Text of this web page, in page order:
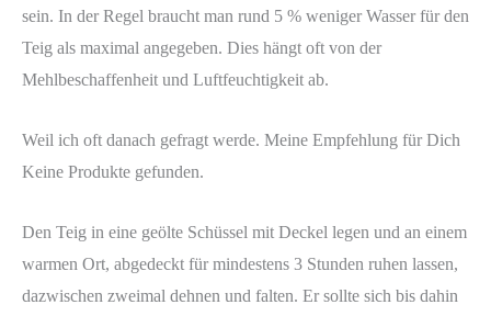
sein. In der Regel braucht man rund 5 % weniger Wasser für den
Teig als maximal angegeben. Dies hängt oft von der
Mehlbeschaffenheit und Luftfeuchtigkeit ab.
Weil ich oft danach gefragt werde. Meine Empfehlung für Dich
Keine Produkte gefunden.
Den Teig in eine geölte Schüssel mit Deckel legen und an einem
warmen Ort, abgedeckt für mindestens 3 Stunden ruhen lassen,
dazwischen zweimal dehnen und falten. Er sollte sich bis dahin